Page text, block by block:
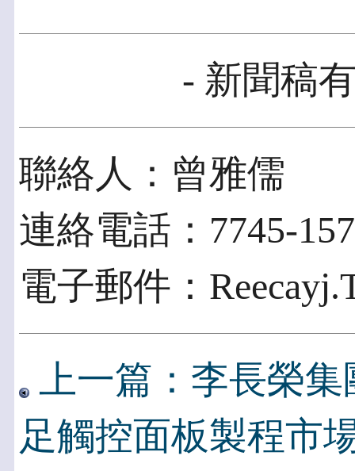
- 新聞稿
聯絡人：曾雅儒
連絡電話：7745-
電子郵件：
上一篇：李長榮
足觸控面板製程市